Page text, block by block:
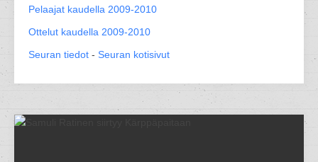
Pelaajat kaudella 2009-2010
Ottelut kaudella 2009-2010
Seuran tiedot - Seuran kotisivut